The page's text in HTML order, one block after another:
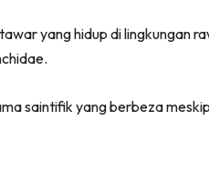
yang hidup di lingkungan
saintifik yang berbeza